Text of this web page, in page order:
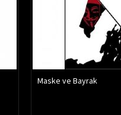
Maske ve Bayrak